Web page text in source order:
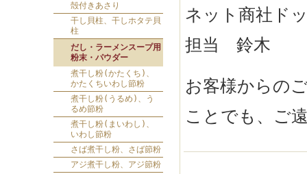
殻付きあさり
干し貝柱、干しホタテ貝
柱
だし・ラーメンスープ用
粉末・パウダー
煮干し粉(かたくち)、
かたくちいわし節粉
煮干し粉(うるめ)、う
るめ節粉
煮干し粉(まいわし)、
いわし節粉
さば煮干し粉、さば節粉
アジ煮干し粉、アジ節粉
ネット商社ド
担当 鈴木
お客様からの
ことでも、ご